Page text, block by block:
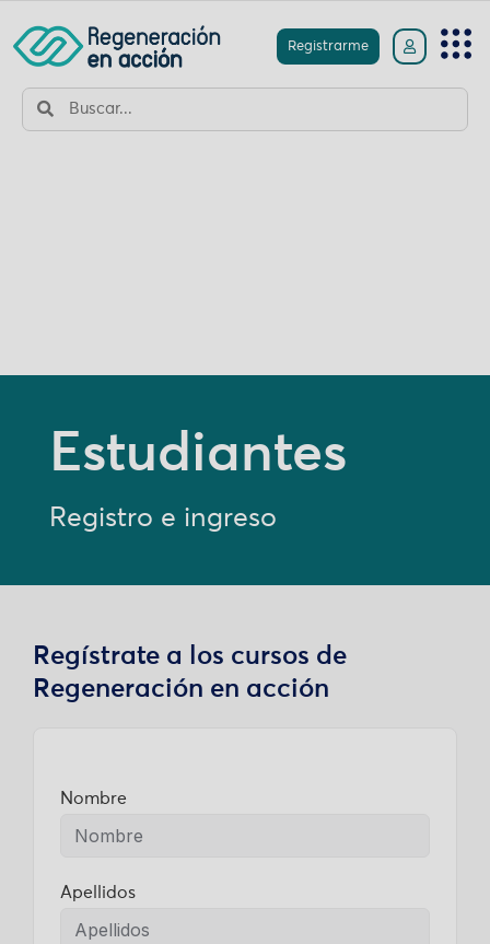
Registrarme
Estudiantes
Registro e ingreso
Regístrate a los cursos de
Regeneración en acción
Nombre
Apellidos